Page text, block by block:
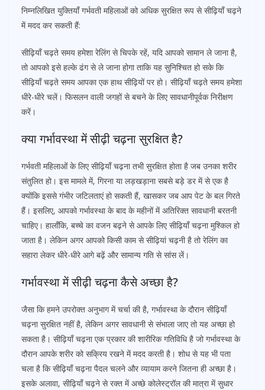
निम्नलिखित युक्तियाँ गर्भवती महिलाओं को अधिक सुरक्षित रूप से सीढ़ियाँ चढ़ने
में मदद कर सकती हैं:
सीढ़ियाँ चढ़ते समय हमेशा रेलिंग से चिपके रहें, यदि आपको सामान ले जाना है,
तो आपको इसे हल्के ढंग से ले जाना होगा ताकि यह सुनिश्चित हो सके कि
सीढ़ियाँ चढ़ते समय आपका एक हाथ सीढ़ियों पर हो। सीढ़ियाँ चढ़ते समय हमेशा
धीरे-धीरे चलें। फिसलन वाली जगहों से बचने के लिए सावधानीपूर्वक निरीक्षण
करें।
क्या गर्भावस्था में सीढ़ी चढ़ना सुरक्षित है?
गर्भवती महिलाओं के लिए सीढ़ियाँ चढ़ना तभी सुरक्षित होता है जब उनका शरीर
संतुलित हो। इस मामले में, गिरना या लड़खड़ाना सबसे बड़े डर में से एक है
क्योंकि इससे गंभीर जटिलताएं हो सकती हैं, खासकर जब आप पेट के बल गिरते
हैं। इसलिए, आपको गर्भावस्था के बाद के महीनों में अतिरिक्त सावधानी बरतनी
चाहिए। हालाँकि, बच्चे का वजन बढ़ने से आपके लिए सीढ़ियाँ चढ़ना मुश्किल हो
जाता है। लेकिन अगर आपको किसी काम से सीढ़ियां चढ़नी है तो रेलिंग का
सहारा लेकर धीरे-धीरे आगे बढ़ें और सामान्य गति से सांस लें।
गर्भावस्था में सीढ़ी चढ़ना कैसे अच्छा है?
जैसा कि हमने उपरोक्त अनुभाग में चर्चा की है, गर्भावस्था के दौरान सीढ़ियाँ
चढ़ना सुरक्षित नहीं है, लेकिन अगर सावधानी से संभाला जाए तो यह अच्छा हो
सकता है। सीढ़ियाँ चढ़ना एक प्रकार की शारीरिक गतिविधि है जो गर्भावस्था के
दौरान आपके शरीर को सक्रिय रखने में मदद करती है। शोध से यह भी पता
चला है कि सीढ़ियाँ चढ़ना पैदल चलने और व्यायाम करने जितना ही अच्छा है।
इसके अलावा, सीढ़ियाँ चढ़ने से रक्त में अच्छे कोलेस्ट्रॉल की मात्रा में सुधार